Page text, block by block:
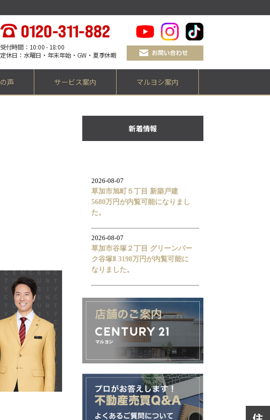
受付時間：10:00 - 18:00
定休日：水曜日・年末年始・GW・夏季休暇
声 サービス案内 マルヨシ案内
新着情報